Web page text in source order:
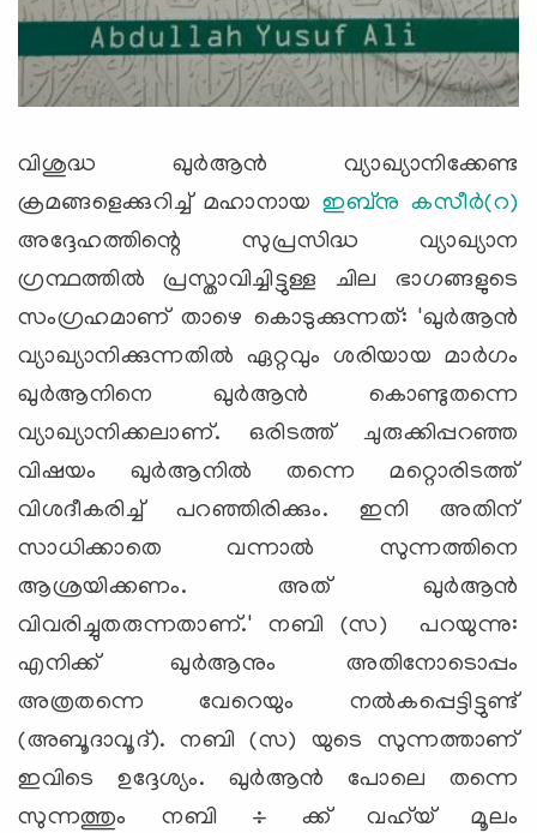
വിശുദ്ധ ഖുര്‍ആന്‍ വ്യാഖ്യാനിക്കേണ്ട
ക്രമങ്ങളെക്കുറിച്ച് മഹാനായഇബ്‌നു കസീര്‍(റ)
അദ്ദേഹത്തിന്റെ സുപ്രസിദ്ധ വ്യാഖ്യാന
ഗ്രന്ഥത്തില്‍ പ്രസ്താവിച്ചിട്ടുള്ള ചില ഭാഗങ്ങളുടെ
സംഗ്രഹമാണ് താഴെ കൊടുക്കുന്നത്: 'ഖുര്‍ആന്‍
വ്യാഖ്യാനിക്കുന്നതില്‍ ഏറ്റവും ശരിയായ മാര്‍ഗം
ഖുര്‍ആനിനെ ഖുര്‍ആന്‍ കൊണ്ടുതന്നെ
വ്യാഖ്യാനിക്കലാണ്. ഒരിടത്ത് ചുരുക്കിപ്പറഞ്ഞ
വിഷയം ഖുര്‍ആനില്‍ തന്നെ മറ്റൊരിടത്ത്
വിശദീകരിച്ച് പറഞ്ഞിരിക്കും. ഇനി അതിന്
സാധിക്കാതെ വന്നാല്‍ സുന്നത്തിനെ
ആശ്രയിക്കണം. അത് ഖുര്‍ആന്‍
വിവരിച്ചുതരുന്നതാണ്.' നബി (സ) പറയുന്നു:
എനിക്ക് ഖുര്‍ആനും അതിനോടൊപ്പം
അത്രതന്നെ വേറെയും നല്‍കപ്പെട്ടിട്ടുണ്ട്
(അബൂദാവൂദ്). നബി (സ) യുടെ സുന്നത്താണ്
ഇവിടെ ഉദ്ദേശ്യം. ഖുര്‍ആന്‍ പോലെ തന്നെ
സുന്നത്തും നബി ÷ ക്ക് വഹ്‌യ് മൂലം